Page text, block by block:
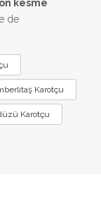
kesme
de
Karotçu
Karotçu